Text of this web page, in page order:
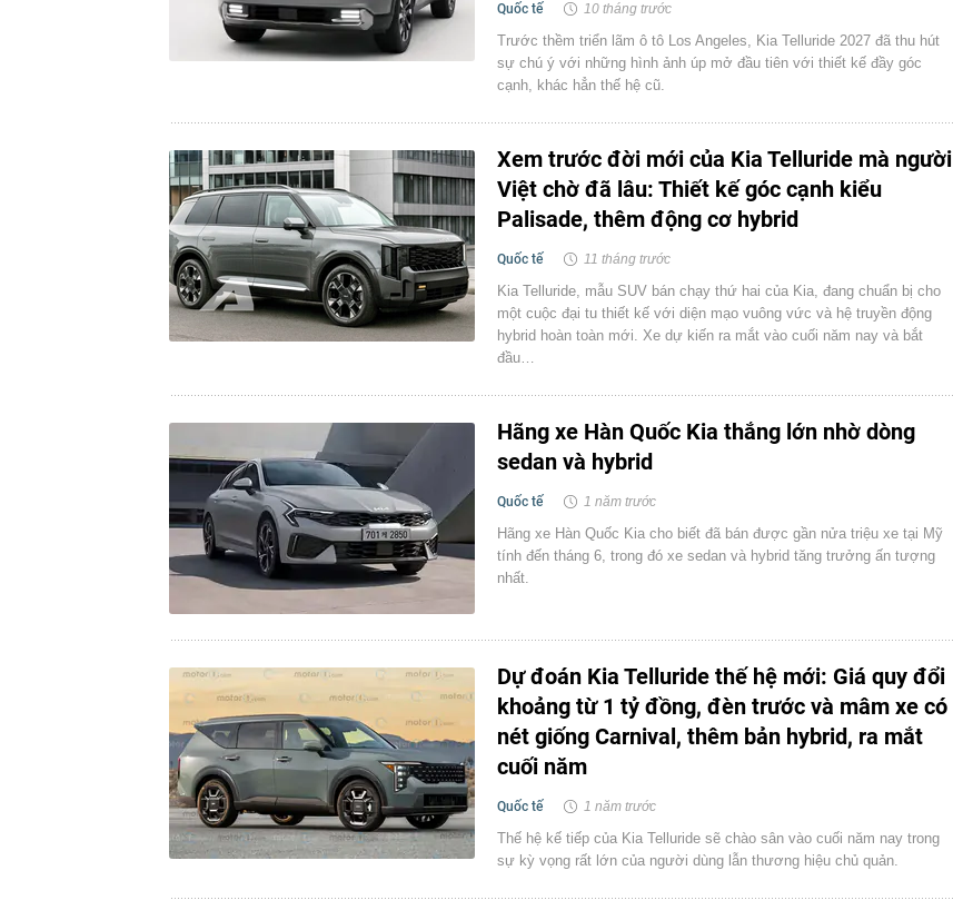
Quốc tế 10 tháng trước
Trước thềm triển lãm ô tô Los Angeles, Kia Telluride 2027 đã thu hút
sự chú ý với những hình ảnh úp mở đầu tiên với thiết kế đầy góc
cạnh, khác hẳn thế hệ cũ.
Xem trước đời mới của Kia Telluride mà người
Việt chờ đã lâu: Thiết kế góc cạnh kiểu
Palisade, thêm động cơ hybrid
Quốc tế 11 tháng trước
Kia Telluride, mẫu SUV bán chạy thứ hai của Kia, đang chuẩn bị cho
một cuộc đại tu thiết kế với diện mạo vuông vức và hệ truyền động
hybrid hoàn toàn mới. Xe dự kiến ra mắt vào cuối năm nay và bắt
đầu…
Hãng xe Hàn Quốc Kia thắng lớn nhờ dòng
sedan và hybrid
Quốc tế 1 năm trước
Hãng xe Hàn Quốc Kia cho biết đã bán được gần nửa triệu xe tại Mỹ
tính đến tháng 6, trong đó xe sedan và hybrid tăng trưởng ấn tượng
nhất.
Dự đoán Kia Telluride thế hệ mới: Giá quy đổi
khoảng từ 1 tỷ đồng, đèn trước và mâm xe có
nét giống Carnival, thêm bản hybrid, ra mắt
cuối năm
Quốc tế 1 năm trước
Thế hệ kế tiếp của Kia Telluride sẽ chào sân vào cuối năm nay trong
sự kỳ vọng rất lớn của người dùng lẫn thương hiệu chủ quản.